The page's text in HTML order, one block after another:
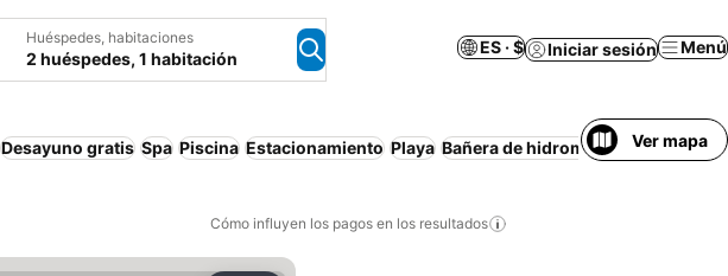
Huéspedes, habitaciones
2 huéspedes, 1 habitación
ES · $ Iniciar sesión Menú
Desayuno gratis Spa Piscina Estacionamiento Playa Bañera de hidromasaje Resort
Ver mapa
Cómo influyen los pagos en los resultados